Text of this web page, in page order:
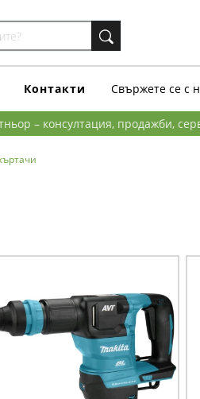
Контакти Свържете се с
– консултация, продажби,